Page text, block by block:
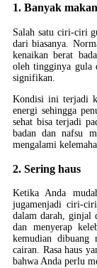
1. Banyak
Salah satu ciri-ciri
dari biasanya.
kenaikan berat
oleh tingginya gula
signifikan.
Kondisi ini terjadi
energi sehingga
sehat bisa terjadi
badan dan nafsu
mengalami
2. Sering haus
Ketika Anda
jugamenjadi ciri-
dalam darah, ginjal
dan menyerap
kemudian dibuang
cairan. Rasa haus
bahwa Anda perlu